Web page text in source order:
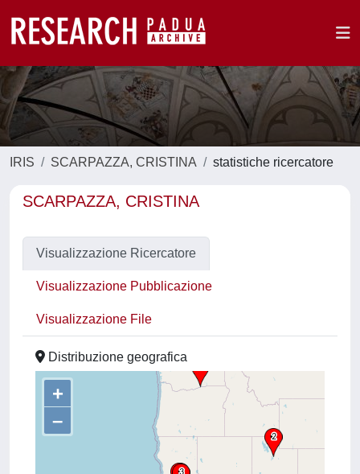
IRIS SCARPAZZA, CRISTINA statistiche ricercatore
SCARPAZZA, CRISTINA
Visualizzazione Ricercatore
Visualizzazione Pubblicazione
Visualizzazione File
Distribuzione geografica
+
–